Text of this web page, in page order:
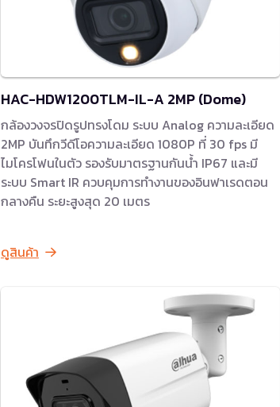
HAC-HDW1200TLM-IL-A 2MP (Dome)
กล้องวงจรปิดรูปทรงโดม ระบบ Analog ความละเอียด
2MP บันทึกวีดีโอความละเอียด 1080P ที่ 30 fps มี
ไมโครโฟนในตัว รองรับมาตรฐานกันน้ำ IP67 และมี
ระบบ Smart IR ควบคุมการทำงานของอินฟาเรดตอน
กลางคืน ระยะสูงสุด 20 เมตร
ดูสินค้า